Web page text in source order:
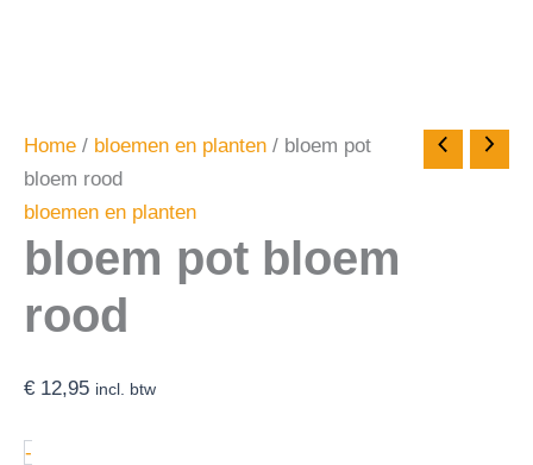
Home / bloemen en planten / bloem pot
bloem rood
bloemen en planten
bloem pot bloem
rood
€ 12,95 incl. btw
-